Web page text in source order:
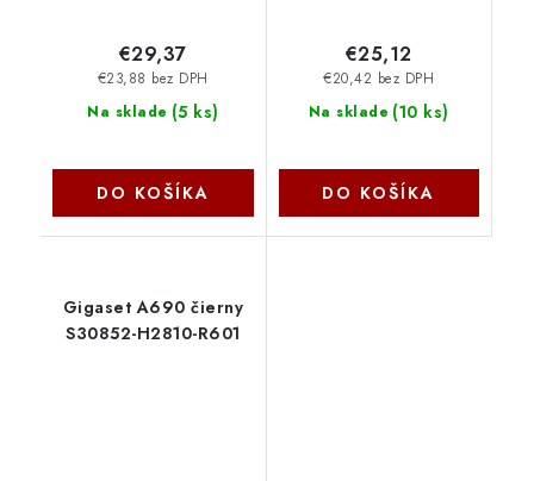
Na sklade (5 ks)
€23,88 bez DPH
€29,37
DO KOŠÍKA
Na sklade (10 ks)
€20,42 bez DPH
€25,12
DO KOŠÍKA
Gigaset A690 čierny
S30852-H2810-R601